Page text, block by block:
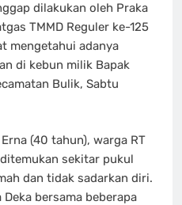
dilakukan oleh Praka
TMMD Reguler ke-125
mengetahui adanya
di kebun milik Bapak
Bulik, Sabtu
(40 tahun), warga RT
sekitar pukul
dan tidak sadarkan diri.
bersama beberapa